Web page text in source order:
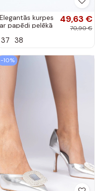
Elegantās kurpes
ar papēdi pelēkā
49,63 €
70,90 €
37 38
-10%